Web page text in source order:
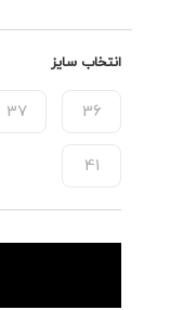
انتخاب سایز
36
37
41